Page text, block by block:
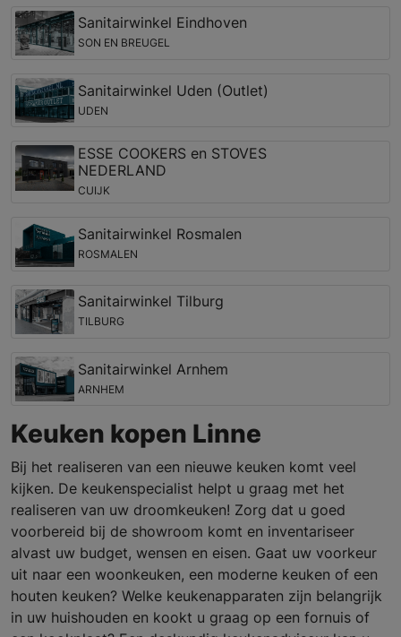
Sanitairwinkel Eindhoven
SON EN BREUGEL
Sanitairwinkel Uden (Outlet)
UDEN
ESSE COOKERS en STOVES
NEDERLAND
CUIJK
Sanitairwinkel Rosmalen
ROSMALEN
Sanitairwinkel Tilburg
TILBURG
Sanitairwinkel Arnhem
ARNHEM
Keuken kopen Linne
Bij het realiseren van een nieuwe keuken komt veel
kijken. De keukenspecialist helpt u graag met het
realiseren van uw droomkeuken! Zorg dat u goed
voorbereid bij de showroom komt en inventariseer
alvast uw budget, wensen en eisen. Gaat uw voorkeur
uit naar een woonkeuken, een moderne keuken of een
houten keuken? Welke keukenapparaten zijn belangrijk
in uw huishouden en kookt u graag op een fornuis of